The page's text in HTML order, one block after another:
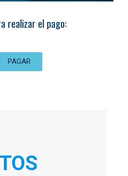
realizar el pago:
PAGAR